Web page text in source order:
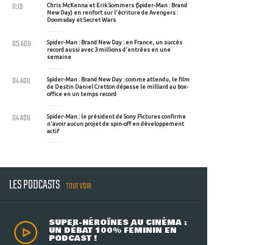
Chris McKenna et Erik Sommers (Spider-Man : Brand
New Day) en renfort sur l'écriture de Avengers :
Doomsday et Secret Wars
11:19
Spider-Man : Brand New Day : en France, un succès
record aussi avec 3 millions d'entrées en une
semaine
05 AOU
Spider-Man : Brand New Day : comme attendu, le film
de Destin Daniel Cretton dépasse le milliard au box-
office en un temps record
04 AOU
Spider-Man : le président de Sony Pictures confirme
n'avoir aucun projet de spin-off en développement
actif
04 AOU
LES PODCASTS TOUT VOIR
SUPER-HÉROÏNES AU CINÉMA :
UN DÉBAT 100% FÉMININ EN
PODCAST !